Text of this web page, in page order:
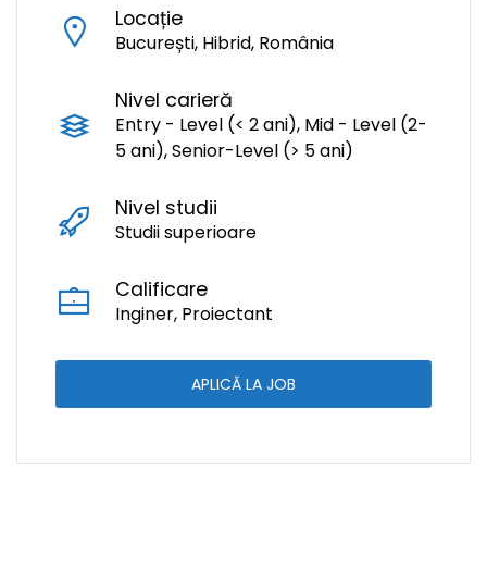
Locație
București, Hibrid, România
Nivel carieră
Entry - Level (< 2 ani), Mid - Level (2-
5 ani), Senior-Level (> 5 ani)
Nivel studii
Studii superioare
Calificare
Inginer, Proiectant
APLICĂ LA JOB